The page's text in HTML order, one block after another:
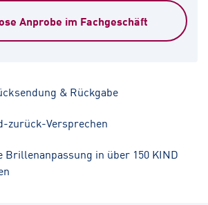
Anprobe im Fachgeschäft
& Rückgabe
zurück-Versprechen
Brillenanpassung in über 150 KIND